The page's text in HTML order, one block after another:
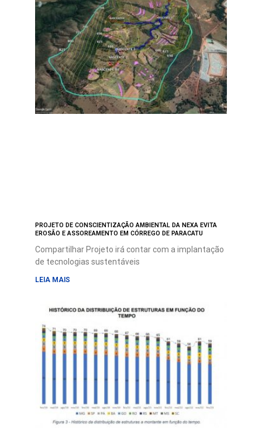
PROJETO DE CONSCIENTIZAÇÃO AMBIENTAL DA NEXA EVITA
EROSÃO E ASSOREAMENTO EM CÓRREGO DE PARACATU
Compartilhar Projeto irá contar com a implantação
de tecnologias sustentáveis
LEIA MAIS